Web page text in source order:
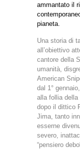
ammantato il
pianeta.
Una storia di
all’obiettivo
cantore della
umanità,
American
dal 1°
alla follia della
dopo il dittico
Jima, tanto
esserne
severo,
“pensiero